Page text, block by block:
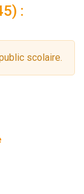
:
scolaire.